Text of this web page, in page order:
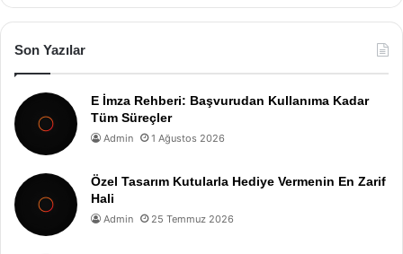
Son Yazılar
E İmza Rehberi: Başvurudan Kullanıma Kadar
Tüm Süreçler
Admin 1 Ağustos 2026
Özel Tasarım Kutularla Hediye Vermenin En Zarif
Hali
Admin 25 Temmuz 2026